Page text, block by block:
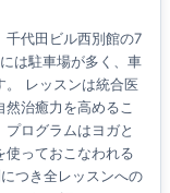
千代田ビル西別館の7
は駐車場が多く、車
。 レッスンは統合医
治癒力を高めるこ
ログラムはヨガと
使っておこなわれる
つき全レッスンへの